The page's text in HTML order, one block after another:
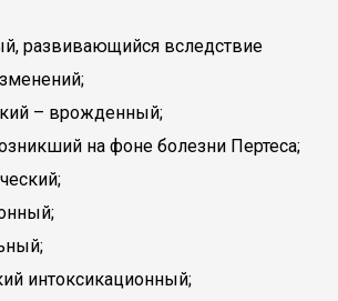
развивающийся вследствие
– врожденный;
на фоне болезни Пертеса;
интоксикационный;